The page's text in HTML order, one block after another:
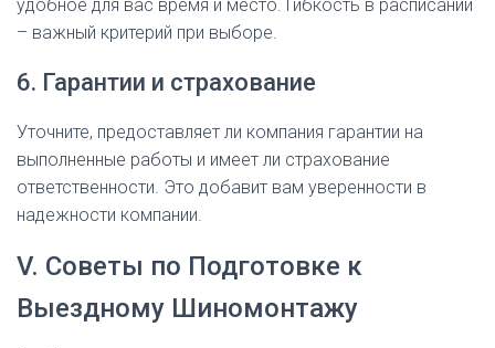
удобное для вас время и место. Гибкость в расписании
– важный критерий при выборе.
6. Гарантии и страхование
Уточните, предоставляет ли компания гарантии на
выполненные работы и имеет ли страхование
ответственности. Это добавит вам уверенности в
надежности компании.
V. Советы по Подготовке к
Выездному Шиномонтажу